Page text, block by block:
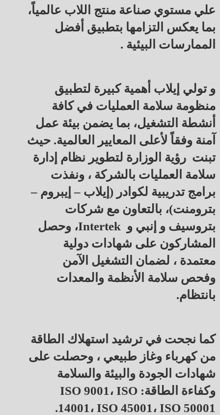
علي مستوي صناعة منتج اللاب عالمياً،
بما يعكس التزامها بتطبيق أفضل
الممارسات البيئية .
و تولي إيلاب أهمية كبيرة لتطبيق
منظومة سلامة العمليات في كافة
أنشطة التشغيل، بما يضمن بيئة عمل
آمنة وفقاً لأعلى المعايير العالمية. حيث
تبنت رؤية الوزارة لتطوير نظام إدارة
سلامة العمليات بالشركة ، ونفذت
برامج تدريبية لكوادر (إيلاب – إيبروم –
بترومنت)، بالتعاون مع شركات
بتروسيف و إنبي و Intertek، وحصل
المشاركون على شهادات دولية
معتمدة ، لضمان التشغيل الآمن
وفحص سلامة الأنظمة والمعدات
بانتظام.
كما نجحت في ترشيد استهلاك الطاقة
من كهرباء وغاز طبيعي ، وحصلت على
شهادات الجودة والبيئة والسلامة
وكفاءة الطاقة: ISO 9001، ISO
14001، ISO 45001، ISO 50001.